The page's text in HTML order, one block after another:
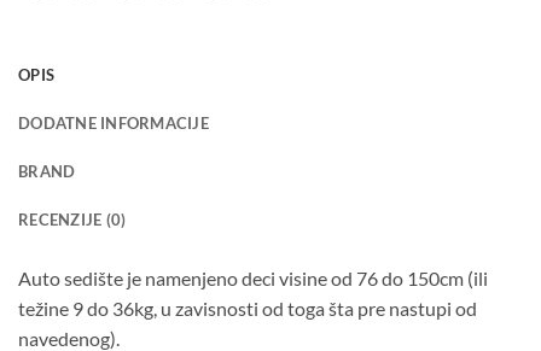
OPIS
DODATNE INFORMACIJE
BRAND
RECENZIJE (0)
Auto sedište je namenjeno deci visine od 76 do 150cm (ili
težine 9 do 36kg, u zavisnosti od toga šta pre nastupi od
navedenog).